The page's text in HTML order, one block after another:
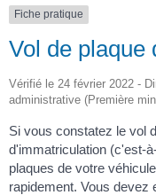
Fiche pratique
Vol de plaque
Vérifié le 24 février 2022 -
administrative (Première
Si vous constatez le vol
d'immatriculation (c'est-
plaques de votre
rapidement. Vous devez